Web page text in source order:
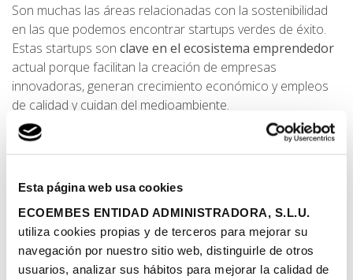
Esta página web usa cookies
ECOEMBES ENTIDAD ADMINISTRADORA, S.L.U.
utiliza cookies propias y de terceros para mejorar su
navegación por nuestro sitio web, distinguirle de otros
usuarios, analizar sus hábitos para mejorar la calidad de
Son muchas las áreas relacionadas con la sostenibilidad
en las que podemos encontrar startups verdes de éxito.
Estas startups son clave en el ecosistema emprendedor
actual porque facilitan la creación de empresas
innovadoras, generan crecimiento económico y empleos
de calidad y cuidan del medioambiente.
Ejemplos de startups verdes que lideran la economía
circular pueden ser:
Lumio: es una empresa española que ofrece
servicios de instalación de placas solares y conecta
a personas para que puedan compartir energía
solar, una idea que le valió el premio en la categoría
de sostenibilidad en el South Summit Madrid 2023.